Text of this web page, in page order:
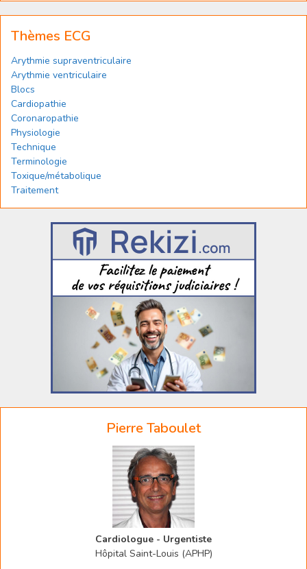
Thèmes ECG
Arythmie supraventriculaire
Arythmie ventriculaire
Blocs
Cardiopathie
Coronaropathie
Physiologie
Technique
Terminologie
Toxique/métabolique
Traitement
Pierre Taboulet
Cardiologue - Urgentiste
Hôpital Saint-Louis (APHP)